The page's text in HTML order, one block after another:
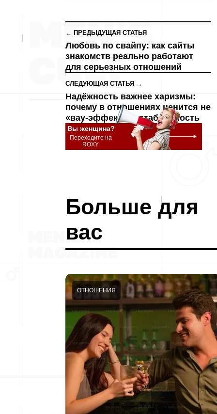
← ПРЕДЫДУЩАЯ СТАТЬЯ
Любовь по свайпу: как сайты
знакомств реально работают
для серьезных отношений
СЛЕДУЮЩАЯ СТАТЬЯ →
Надёжность важнее харизмы:
почему в отношениях ценится не
«вау-эффект», а стабильность
Вы женщина?
Переходите на
ROXY
Больше для
вас
ОТНОШЕНИЯ